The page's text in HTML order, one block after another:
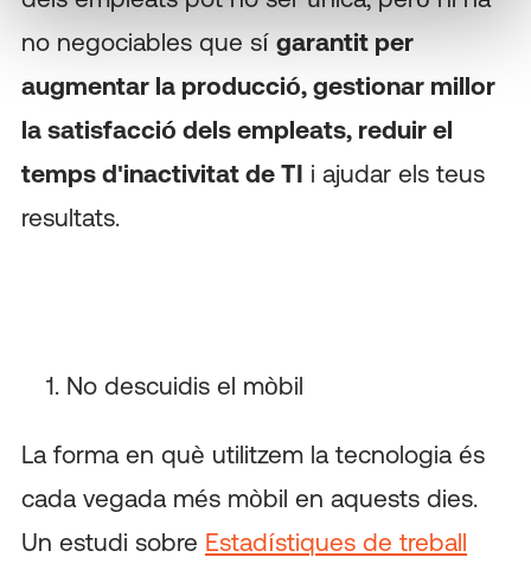
no negociables que sí garantit per
augmentar la producció, gestionar millor
la satisfacció dels empleats, reduir el
temps d'inactivitat de TI i ajudar els teus
resultats.
No descuidis el mòbil
La forma en què utilitzem la tecnologia és
cada vegada més mòbil en aquests dies.
Un estudi sobre Estadístiques de treball